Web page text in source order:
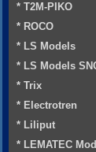
* T2M-PIKO
* ROCO
* LS Models
* LS Models
* Trix
* Electrotren
* Liliput
* LEMATEC